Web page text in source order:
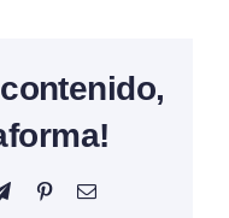
TelegramPinterestCorreo